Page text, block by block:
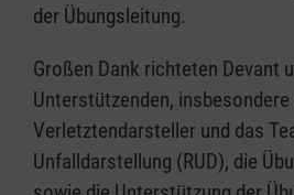
der Übungsleitung.
Großen Dank richteten Devant
Unterstützenden, insbesondere
Verletztendarsteller und das
Unfalldarstellung (RUD), die